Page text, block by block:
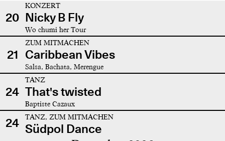
20
KONZERT
Nicky B Fly
Wo chumi her Tour
21
ZUM MITMACHEN
Caribbean Vibes
Salsa, Bachata, Merengue
24
TANZ
That's twisted
Baptiste Cazaux
24 TANZ, ZUM MITMACHEN
Südpol Dance